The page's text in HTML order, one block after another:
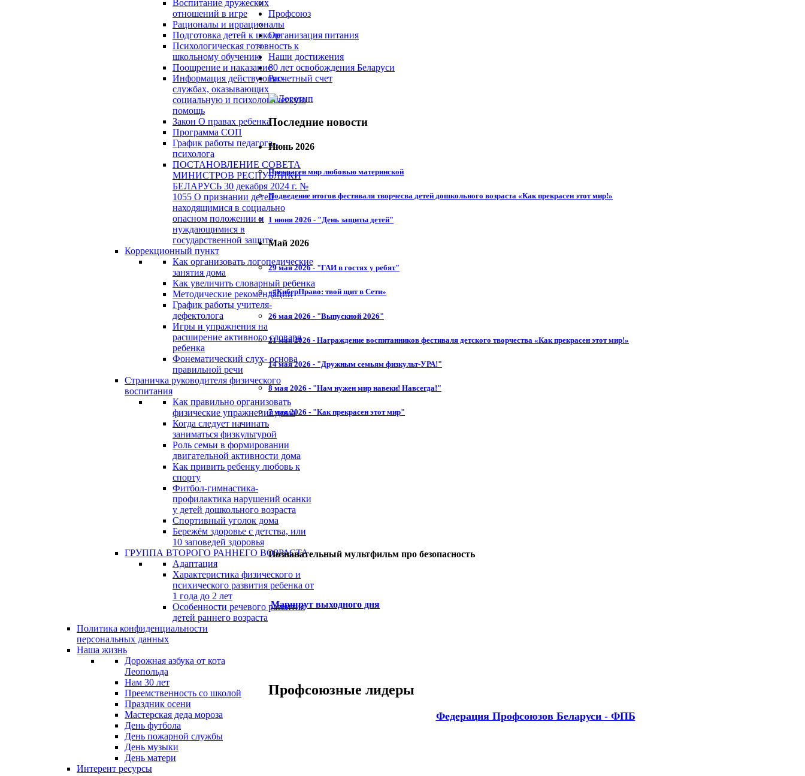
Воспитание дружеских
отношений в игре
Рационалы и иррационалы
Подготовка детей к школе
Психологическая готовность к
школьному обучению
Поощрение и наказание
Информация действующих
службах, оказывающих
социальную и психологическую
помощь
Закон О правах ребенка
Программа СОП
График работы педагога -
психолога
ПОСТАНОВЛЕНИЕ СОВЕТА
МИНИСТРОВ РЕСПУБЛИКИ
БЕЛАРУСЬ 30 декабря 2024 г. №
1055 О признании детей
находящимися в социально
опасном положении и
нуждающимися в
государственной защите
Коррекционный пункт
Как организовать логопедические
занятия дома
Как увеличить словарный ребенка
Методические рекомендации
График работы учителя-
дефектолога
Игры и упражнения на
расширение активного словаря
ребенка
Фонематический слух- основа
правильной речи
Страничка руководителя физического
воспитания
Как правильно организовать
физические упражнения дома
Когда следует начинать
заниматься физкультурой
Роль семьи в формировании
двигательной активности дома
Как привить ребенку любовь к
спорту
Фитбол-гимнастика-
профилактика нарушений осанки
у детей дошкольного возраста
Спортивный уголок дома
Бережём здоровье с детства, или
10 заповедей здоровья
ГРУППА ВТОРОГО РАННЕГО ВОЗРАСТА
Адаптация
Характеристика физического и
психического развития ребенка от
1 года до 2 лет
Особенности речевого развития
детей раннего возраста
Политика конфиденциальности
персональных данных
Наша жизнь
Дорожная азбука от кота
Леопольда
Нам 30 лет
Преемственность со школой
Праздник осени
Мастерская деда мороза
День футбола
День пожарной службы
День музыки
День матери
Интерент ресурсы
Профсоюз
Организация питания
Наши достижения
80 лет освобождения Беларуси
Расчетный счет
Последние новости
Июнь 2026
Прекрасен мир любовью материнской
Подведение итогов фестиваля творчесва детей дошкольного возраста «Как прекрасен этот мир!»
1 июня 2026 - "День защиты детей"
Май 2026
29 мая 2026 - "ГАИ в гостях у ребят"
«#КиберПраво: твой щит в Сети»
26 мая 2026 - "Выпускной 2026"
21 мая 2026 - Награждение воспитанников фестиваля детского творчества «Как прекрасен этот мир!»
14 мая 2026 - "Дружным семьям физкульт-УРА!"
8 мая 2026 - "Нам нужен мир навеки! Навсегда!"
7 мая 2026 - "Как прекрасен этот мир"
Познавательный мультфильм про безопасность
Маршрут выходного дня
Профсоюзные лидеры
Федерация Профсоюзов Беларуси - ФПБ